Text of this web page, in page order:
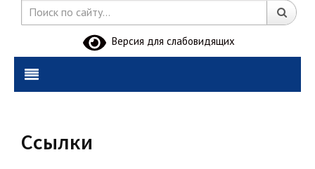
Версия для слабовидящих
Ссылки